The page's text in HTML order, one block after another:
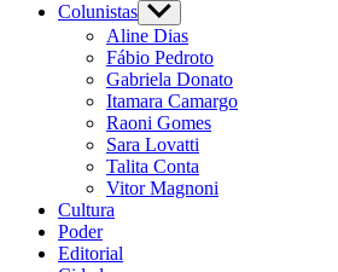
Colunistas Show
sub
menu
Aline Dias
Fábio Pedroto
Gabriela Donato
Itamara Camargo
Raoni Gomes
Sara Lovatti
Talita Conta
Vitor Magnoni
Cultura
Poder
Editorial